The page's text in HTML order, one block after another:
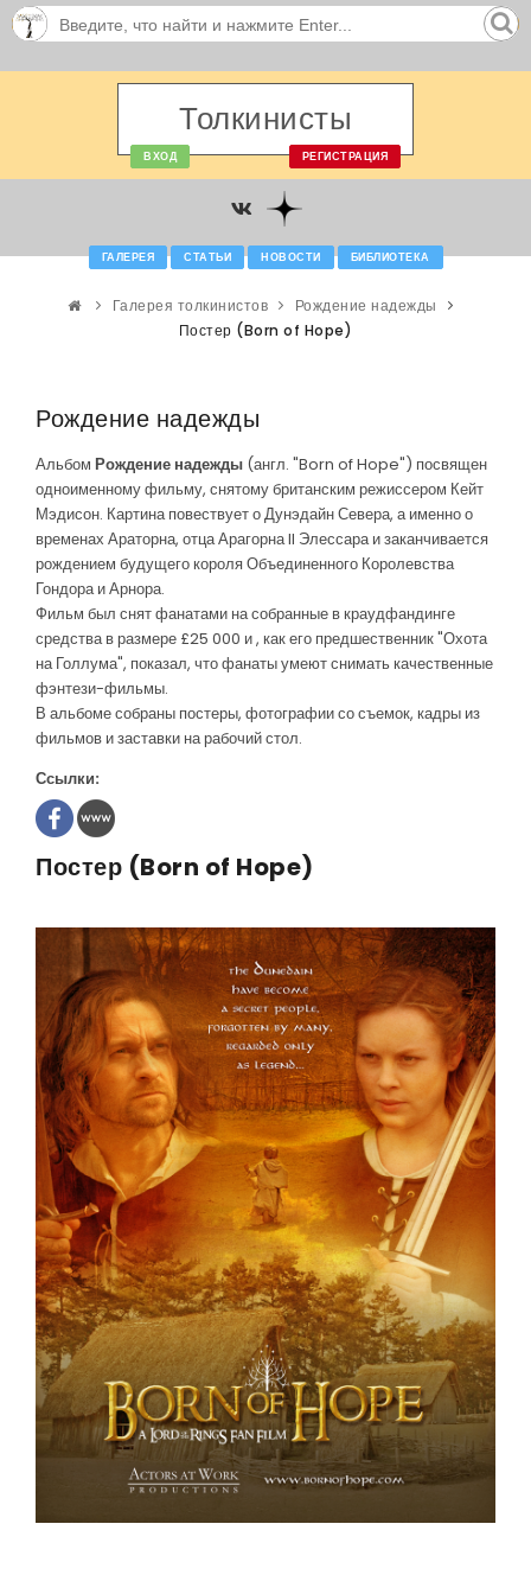
Толкинисты
ВХОД РЕГИСТРАЦИЯ
ГАЛЕРЕЯ СТАТЬИ НОВОСТИ БИБЛИОТЕКА
Галерея толкинистов
Рождение надежды
Постер (Born of Hope)
Рождение надежды
Альбом Рождение надежды (англ. "Born of Hope") посвящен
одноименному фильму, снятому британским режиссером Кейт
Мэдисон. Картина повествует о Дунэдайн Севера, а именно о
временах Араторна, отца Арагорна II Элессара и заканчивается
рождением будущего короля Объединенного Королевства
Гондора и Арнора.
Фильм был снят фанатами на собранные в краудфандинге
средства в размере £25 000 и , как его предшественник "Охота
на Голлума", показал, что фанаты умеют снимать качественные
фэнтези-фильмы.
В альбоме собраны постеры, фотографии со съемок, кадры из
фильмов и заставки на рабочий стол.
Ссылки:
Постер (Born of Hope)